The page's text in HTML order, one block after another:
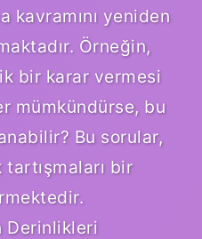
kavramını yeniden
Örneğin,
bir karar vermesi
mümkündürse, bu
Bu sorular,
bir
Derinlikleri